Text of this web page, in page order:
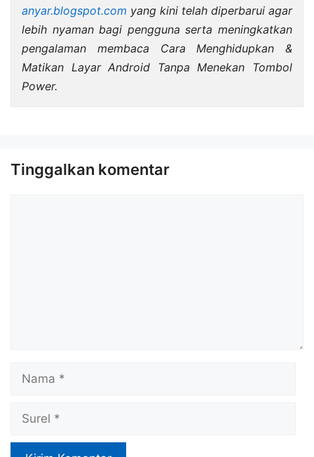
anyar.blogspot.com yang kini telah diperbarui agar
lebih nyaman bagi pengguna serta meningkatkan
pengalaman membaca Cara Menghidupkan &
Matikan Layar Android Tanpa Menekan Tombol
Power.
Tinggalkan komentar
Nama
Surel